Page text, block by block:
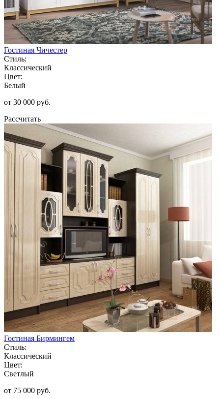
Гостиная Чичестер
Стиль:
Классический
Цвет:
Белый
от 30 000 руб.
Рассчитать
Гостиная Бирмингем
Стиль:
Классический
Цвет:
Светлый
от 75 000 руб.